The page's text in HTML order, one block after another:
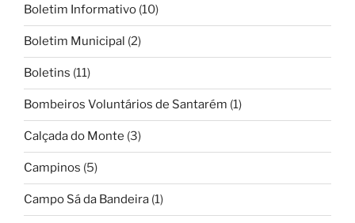
Boletim Informativo (10)
Boletim Municipal (2)
Boletins (11)
Bombeiros Voluntários de Santarém (1)
Calçada do Monte (3)
Campinos (5)
Campo Sá da Bandeira (1)